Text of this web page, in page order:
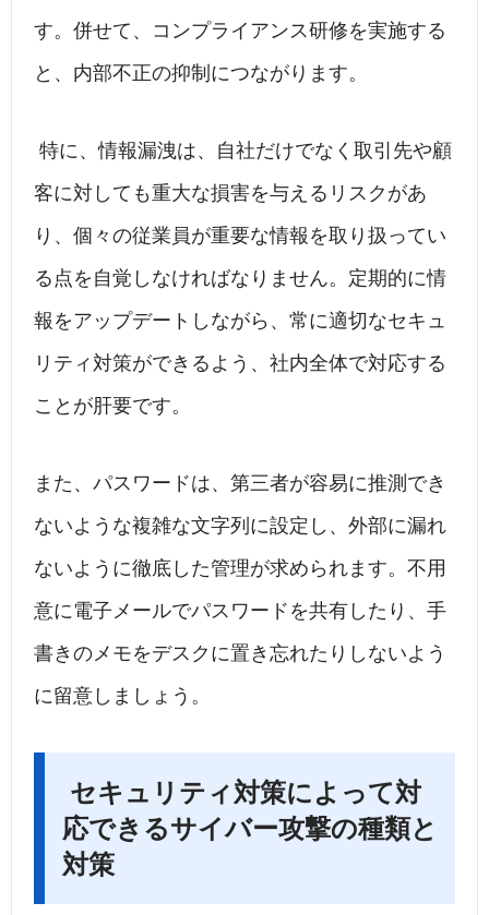
す。併せて、コンプライアンス研修を実施する
と、内部不正の抑制につながります。
特に、情報漏洩は、自社だけでなく取引先や顧
客に対しても重大な損害を与えるリスクがあ
り、個々の従業員が重要な情報を取り扱ってい
る点を自覚しなければなりません。定期的に情
報をアップデートしながら、常に適切なセキュ
リティ対策ができるよう、社内全体で対応する
ことが肝要です。
また、パスワードは、第三者が容易に推測でき
ないような複雑な文字列に設定し、外部に漏れ
ないように徹底した管理が求められます。不用
意に電子メールでパスワードを共有したり、手
書きのメモをデスクに置き忘れたりしないよう
に留意しましょう。
セキュリティ対策によって対
応できるサイバー攻撃の種類と
対策